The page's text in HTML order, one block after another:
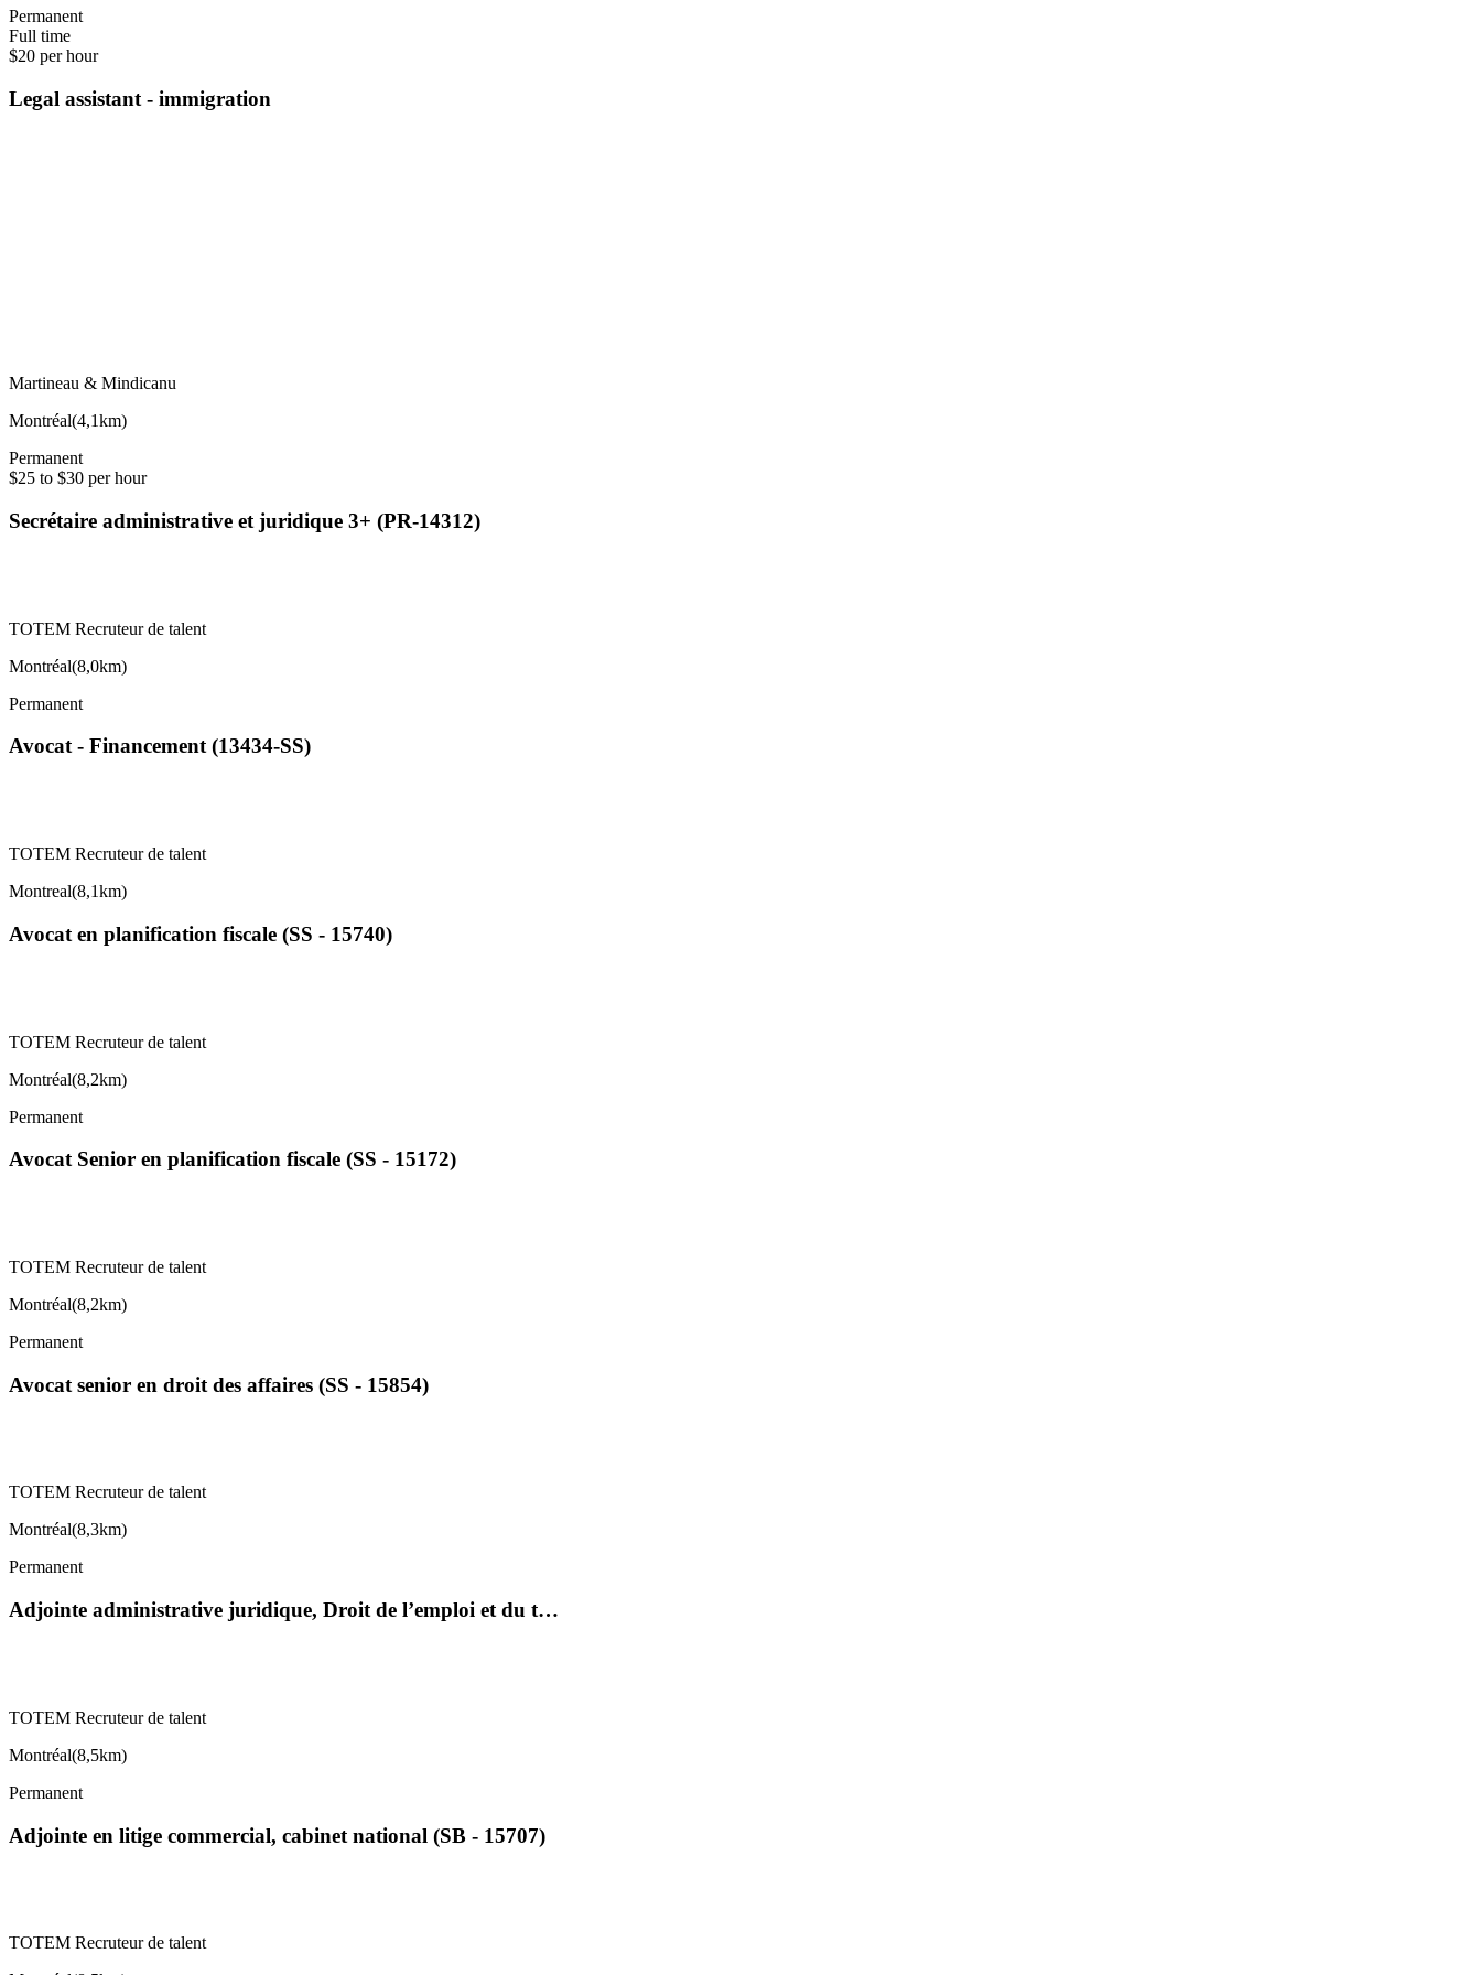
Permanent
Full time
$20 per hour
Legal assistant - immigration
Martineau & Mindicanu
Montréal(4,1km)
Permanent
$25 to $30 per hour
Secrétaire administrative et juridique 3+ (PR-14312)
TOTEM Recruteur de talent
Montréal(8,0km)
Permanent
Avocat - Financement (13434-SS)
TOTEM Recruteur de talent
Montreal(8,1km)
Avocat en planification fiscale (SS - 15740)
TOTEM Recruteur de talent
Montréal(8,2km)
Permanent
Avocat Senior en planification fiscale (SS - 15172)
TOTEM Recruteur de talent
Montréal(8,2km)
Permanent
Avocat senior en droit des affaires (SS - 15854)
TOTEM Recruteur de talent
Montréal(8,3km)
Permanent
Adjointe administrative juridique, Droit de l’emploi et du t…
TOTEM Recruteur de talent
Montréal(8,5km)
Permanent
Adjointe en litige commercial, cabinet national (SB - 15707)
TOTEM Recruteur de talent